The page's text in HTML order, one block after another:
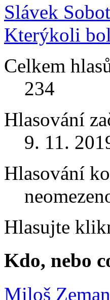
Slávek
Kterýkoli
Celkem
234
Hlasování
9. 11.
Hlasování
Hlasujte
Kdo, nebo
Miloš Zeman